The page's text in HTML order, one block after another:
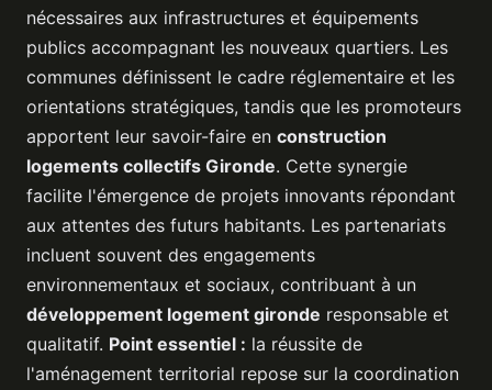
nécessaires aux infrastructures et équipements
publics accompagnant les nouveaux quartiers. Les
communes définissent le cadre réglementaire et les
orientations stratégiques, tandis que les promoteurs
apportent leur savoir-faire en construction
logements collectifs Gironde. Cette synergie
facilite l'émergence de projets innovants répondant
aux attentes des futurs habitants. Les partenariats
incluent souvent des engagements
environnementaux et sociaux, contribuant à un
développement logement gironde responsable et
qualitatif. Point essentiel : la réussite de
l'aménagement territorial repose sur la coordination